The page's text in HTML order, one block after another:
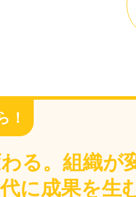
！
る。組織が
に成果を生